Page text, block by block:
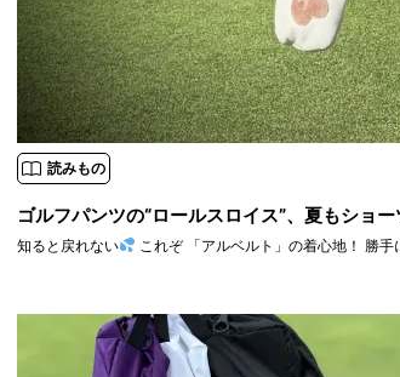
読みもの
ゴルフパンツの“ロールスロイス”、夏もショー
知ると戻れない これぞ